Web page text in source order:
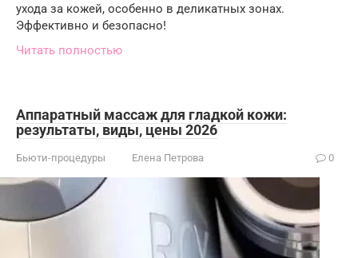
ухода за кожей, особенно в деликатных зонах.
Эффективно и безопасно!
Читать полностью
Аппаратный массаж для гладкой кожи:
результаты, виды, цены 2026
Бьюти-процедуры Елена Петрова 0